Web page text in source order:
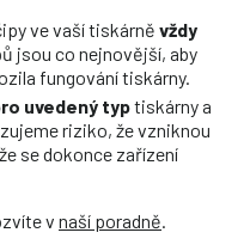
ve vaší tiskárně vždy
jsou co nejnovější, aby
fungování tiskárny.
uvedený typtiskárny a
riziko, že vzniknou
se dokonce zařízení
v naší poradně.